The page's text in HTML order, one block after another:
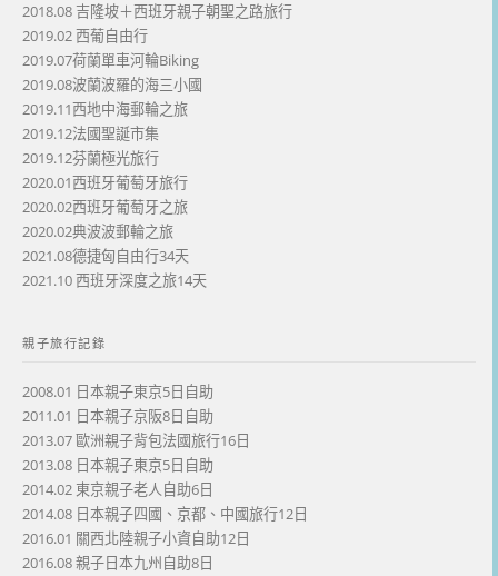
2018.08 吉隆坡＋西班牙親子朝聖之路旅行
2019.02 西葡自由行
2019.07荷蘭單車河輪Biking
2019.08波蘭波羅的海三小國
2019.11西地中海郵輪之旅
2019.12法國聖誕市集
2019.12芬蘭極光旅行
2020.01西班牙葡萄牙旅行
2020.02西班牙葡萄牙之旅
2020.02典波波郵輪之旅
2021.08德捷匈自由行34天
2021.10 西班牙深度之旅14天
親子旅行記錄
2008.01 日本親子東京5日自助
2011.01 日本親子京阪8日自助
2013.07 歐洲親子背包法國旅行16日
2013.08 日本親子東京5日自助
2014.02 東京親子老人自助6日
2014.08 日本親子四國、京都、中國旅行12日
2016.01 關西北陸親子小資自助12日
2016.08 親子日本九州自助8日